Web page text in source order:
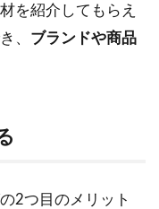
を紹介してもらえ
、 ブランドや商品
2つ目のメリット